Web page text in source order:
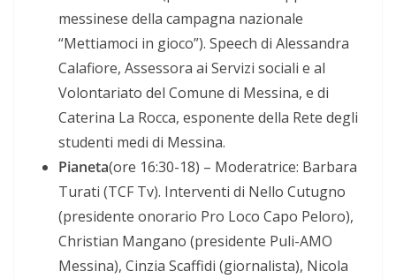
messinese della campagna nazionale
“Mettiamoci in gioco”). Speech di Alessandra
Calafiore, Assessora ai Servizi sociali e al
Volontariato del Comune di Messina, e di
Caterina La Rocca, esponente della Rete degli
studenti medi di Messina.
Pianeta(ore 16:30-18) – Moderatrice: Barbara
Turati (TCF Tv). Interventi di Nello Cutugno
(presidente onorario Pro Loco Capo Peloro),
Christian Mangano (presidente Puli-AMO
Messina), Cinzia Scaffidi (giornalista), Nicola